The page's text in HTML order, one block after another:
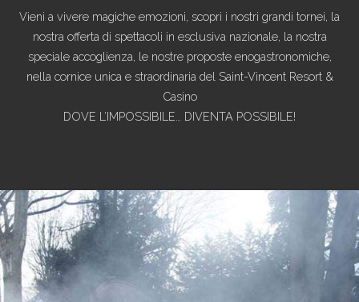
Vieni a vivere magiche emozioni, scopri i nostri grandi tornei, la
nostra offerta di spettacoli in esclusiva nazionale, la nostra
speciale accoglienza, le nostre proposte enogastronomiche,
nella cornice unica e straordinaria del Saint-Vincent Resort &
Casino
DOVE L’IMPOSSIBILE… DIVENTA POSSIBILE!